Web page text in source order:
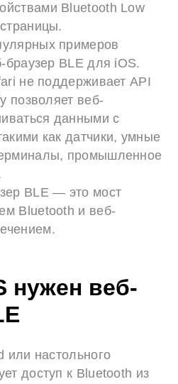
Bluetooth Low
примеров
браузер BLE для iOS.
не поддерживает API
позволяет веб-
данными с
как датчики, умные
промышленное
BLE — это мост
Bluetooth и веб-
нужен веб-
или настольного
доступ к Bluetooth из